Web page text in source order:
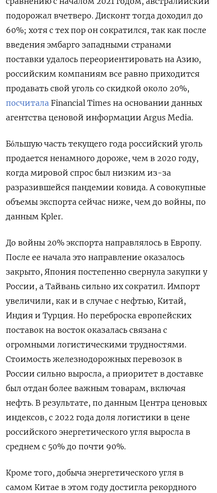
подорожал вчетверо. Дисконт тогда доходил до
60%; хотя с тех пор он сократился, так как после
введения эмбарго западными странами
поставки удалось переориентировать на Азию,
российским компаниям все равно приходится
продавать свой уголь со скидкой около 20%,
посчитала Financial Times на основании данных
агентства ценовой информации Argus Media.
Бόльшую часть текущего года российский уголь
продается ненамного дороже, чем в 2020 году,
когда мировой спрос был низким из-за
разразившейся пандемии ковида. А совокупные
объемы экспорта сейчас ниже, чем до войны, по
данным Kpler.
До войны 20% экспорта направлялось в Европу.
После ее начала это направление оказалось
закрыто, Япония постепенно свернула закупки у
России, а Тайвань сильно их сократил. Импорт
увеличили, как и в случае с нефтью, Китай,
Индия и Турция. Но переброска европейских
поставок на восток оказалась связана с
огромными логистическими трудностями.
Стоимость железнодорожных перевозок в
России сильно выросла, а приоритет в доставке
был отдан более важным товарам, включая
нефть. В результате, по данным Центра ценовых
индексов, с 2022 года доля логистики в цене
российского энергетического угля выросла в
среднем с 50% до почти 90%.
Кроме того, добыча энергетического угля в
самом Китае в этом году достигла рекордного